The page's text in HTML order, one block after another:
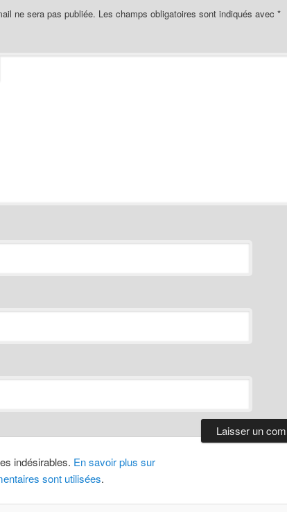
ne sera pas publiée. Les champs obligatoires sont indiqués avec *
indésirables. En savoir plus sur
sont utilisées.